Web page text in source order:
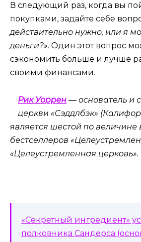
В следующий раз, когда вы
покупками, задайте себе
действительно нужно, или я
деньги?». Один этот вопрос
сэкономить больше и лучше
своими финансами.
Рик Уоррен — основатель и
церкви «Сэддлбэк»
является шестой по
бестселлеров
«Целеустремленная церковь».
«Секретный ингредиент»
полковника Сандерса